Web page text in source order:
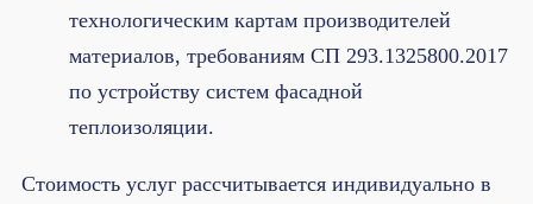
технологическим картам производителей
материалов, требованиям СП 293.1325800.2017
по устройству систем фасадной
теплоизоляции.
Стоимость услуг рассчитывается индивидуально в